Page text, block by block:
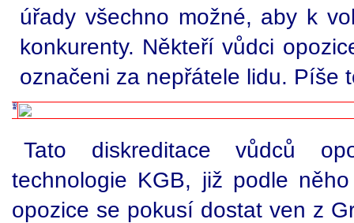
úřady všechno možné, aby k
konkurenty. Někteří vůdci
označeni za nepřátele lidu. Píše
Tato diskreditace vůdců
technologie KGB, již podle
opozice se pokusí dostat ven z